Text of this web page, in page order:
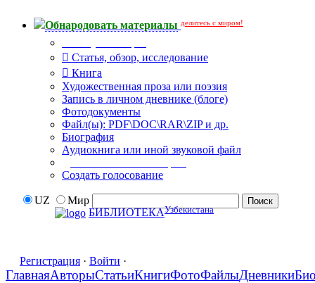
Обнародовать материалы делитесь с миром!
Статья, обзор, исследование
Книга
Художественная проза или поэзия
Запись в личном дневнике (блоге)
Фотодокументы
Файл(ы): PDF\DOC\RAR\ZIP и др.
Биография
Аудиокнига или иной звуковой файл
Создать голосование
UZ
Мир
БИБЛИОТЕКАУзбекистана
Регистрация · Войти ·
ГлавнаяАвторыСтатьиКнигиФотоФайлыДневники